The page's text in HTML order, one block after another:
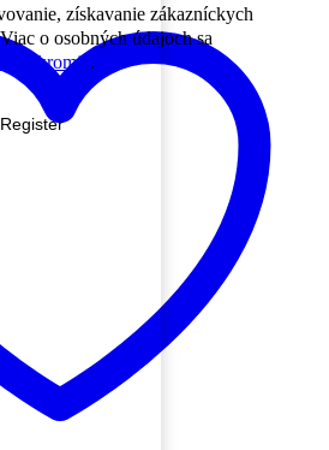
získavanie zákazníckych
o osobných údajoch sa
súkromia .
Register